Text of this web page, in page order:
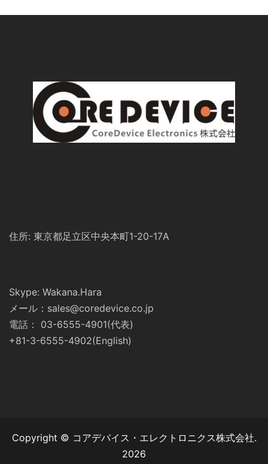
住所: 東京都足立区中央本町1-20-17A
Skype: Wakana.Hara
メール：sales@coredevice.co.jp
電話： 03-6555-4901(代表)
+81-3-6555-4902(English)
Copyright © コアデバイス・エレクトロニクス株式会社.
2026